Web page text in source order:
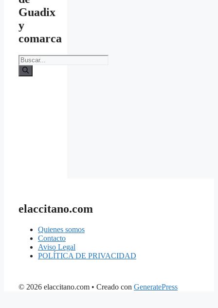
Guadix
y
comarca
Buscar:
elaccitano.com
Quienes somos
Contacto
Aviso Legal
POLÍTICA DE PRIVACIDAD
© 2026 elaccitano.com • Creado con GeneratePress